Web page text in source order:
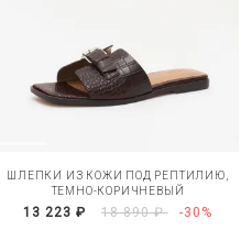
ШЛЕПКИ ИЗ КОЖИ ПОД РЕПТИЛИЮ,
ТЕМНО-КОРИЧНЕВЫЙ
13 223 ₽ 18 890 ₽ -30%